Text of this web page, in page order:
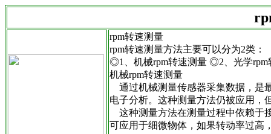
rpm转速测量
rpm转速测量方法主要可以分为2类：
◎1、机械rpm转速测量 ◎2、光学rpm
机械rpm转速测量
通过机械测量传感器采集数据，是
电子分析。这种测量方法仍被应用，
这种测量方法在测量过程中依赖于
可应用于细微物体，如果转动率过高